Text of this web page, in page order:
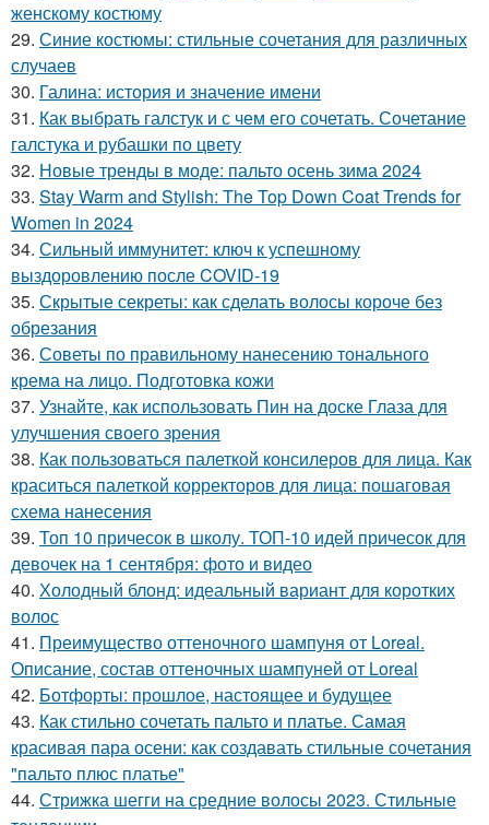
женскому костюму
29. Синие костюмы: стильные сочетания для различных
случаев
30. Галина: история и значение имени
31. Как выбрать галстук и с чем его сочетать. Сочетание
галстука и рубашки по цвету
32. Новые тренды в моде: пальто осень зима 2024
33. Stay Warm and Stylish: The Top Down Coat Trends for
Women in 2024
34. Сильный иммунитет: ключ к успешному
выздоровлению после COVID-19
35. Скрытые секреты: как сделать волосы короче без
обрезания
36. Советы по правильному нанесению тонального
крема на лицо. Подготовка кожи
37. Узнайте, как использовать Пин на доске Глаза для
улучшения своего зрения
38. Как пользоваться палеткой консилеров для лица. Как
краситься палеткой корректоров для лица: пошаговая
схема нанесения
39. Топ 10 причесок в школу. ТОП-10 идей причесок для
девочек на 1 сентября: фото и видео
40. Холодный блонд: идеальный вариант для коротких
волос
41. Преимущество оттеночного шампуня от Loreal.
Описание, состав оттеночных шампуней от Loreal
42. Ботфорты: прошлое, настоящее и будущее
43. Как стильно сочетать пальто и платье. Самая
красивая пара осени: как создавать стильные сочетания
"пальто плюс платье"
44. Стрижка шегги на средние волосы 2023. Стильные